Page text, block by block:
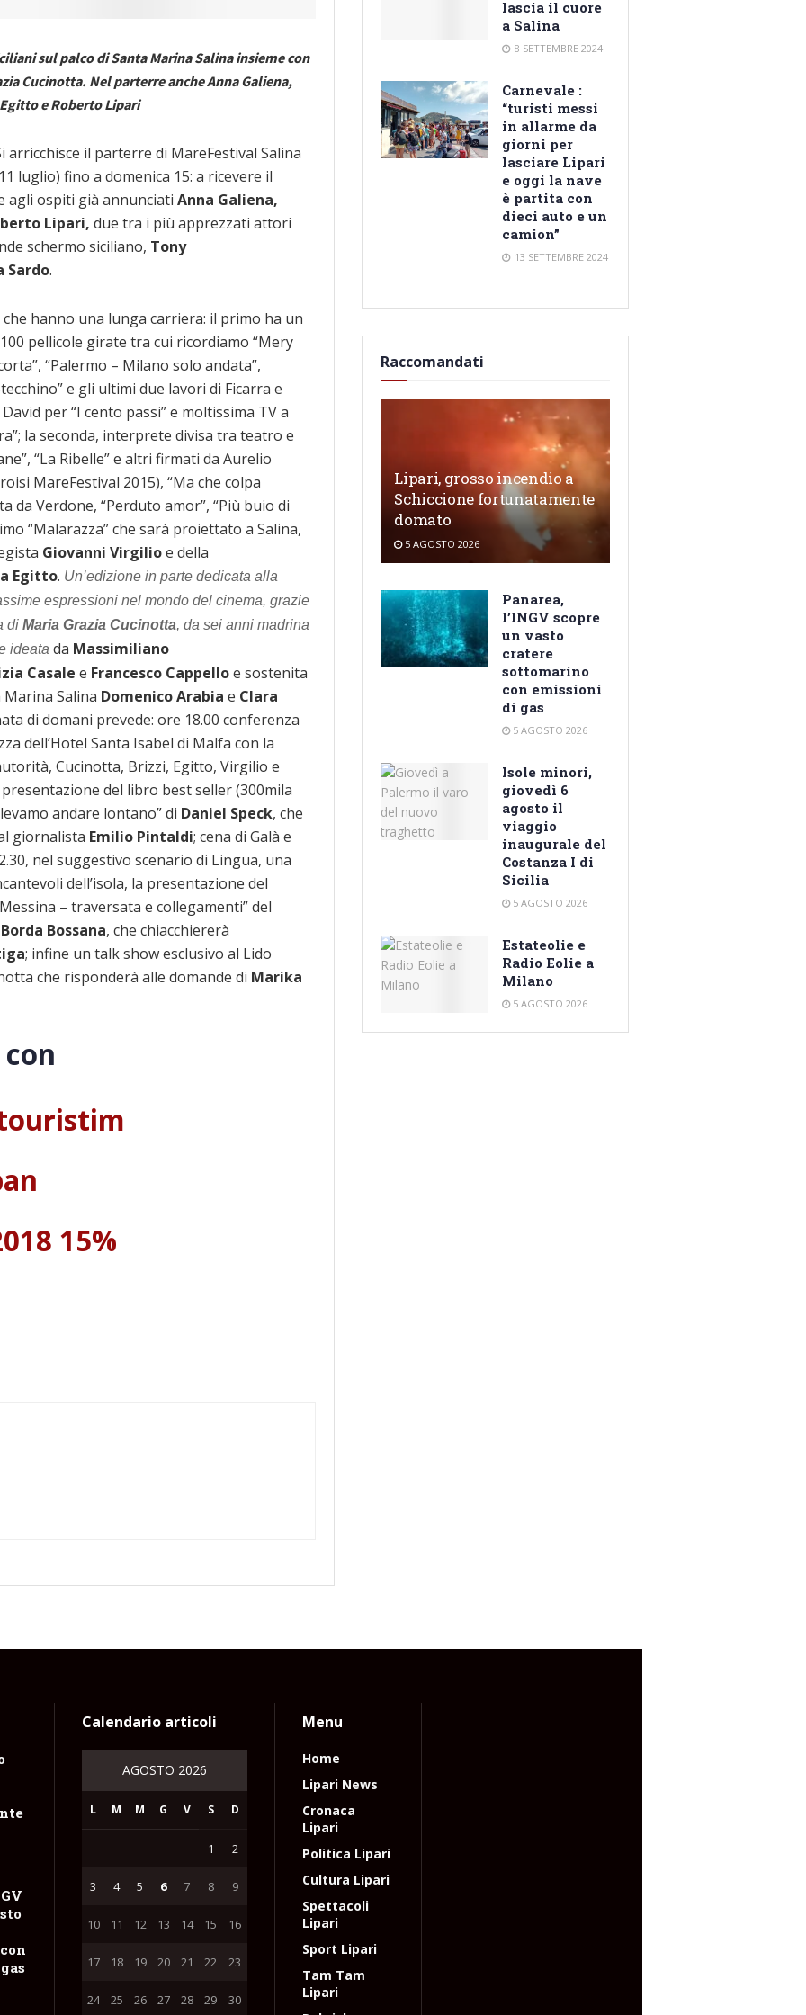
sul palco di Santa Marina Salina insieme con
Cucinotta. Nel parterre anche Anna Galiena,
e Roberto Lipari
arricchisce il parterre di MareFestival Salina
luglio) fino a domenica 15: a ricevere il
agli ospiti già annunciati Anna Galiena,
Lipari, due tra i più apprezzati attori
schermo siciliano, Tony
Sardo.
hanno una lunga carriera: il primo ha un
pellicole girate tra cui ricordiamo “Mery
“Palermo – Milano solo andata”,
e gli ultimi due lavori di Ficarra e
per “I cento passi” e moltissima TV a
la seconda, interprete divisa tra teatro e
“La Ribelle” e altri firmati da Aurelio
MareFestival 2015), “Ma che colpa
da Verdone, “Perduto amor”, “Più buio di
“Malarazza” che sarà proiettato a Salina,
Giovanni Virgilioe della
Egitto. Un’edizione in parte dedicata alla
espressioni nel mondo del cinema, grazie
di Maria Grazia Cucinotta, da sei anni madrina
ideata da Massimiliano
Casale e Francesco Cappelloe sostenita
Marina Salina Domenico Arabia e Clara
di domani prevede: ore 18.00 conferenza
dell’Hotel Santa Isabel di Malfa con la
Cucinotta, Brizzi, Egitto, Virgilio e
del libro best seller (300mila
andare lontano” di Daniel Speck, che
giornalista Emilio Pintaldi; cena di Galà e
nel suggestivo scenario di Lingua, una
dell’isola, la presentazione del
– traversata e collegamenti” del
Bossana, che chiacchiererà
; infine un talk show esclusivo al Lido
che risponderà alle domande di Marika
lascia il cuore
a Salina
8 SETTEMBRE 2024
Carnevale :
“turisti messi
in allarme da
giorni per
lasciare Lipari
e oggi la nave
è partita con
dieci auto e un
camion”
13 SETTEMBRE 2024
Raccomandati
Lipari, grosso incendio a
Schiccione fortunatamente
domato
5 AGOSTO 2026
Panarea,
l’INGV scopre
un vasto
cratere
sottomarino
con emissioni
di gas
5 AGOSTO 2026
Isole minori,
giovedì 6
agosto il
viaggio
inaugurale del
Costanza I di
Sicilia
5 AGOSTO 2026
Estateolie e
Radio Eolie a
Milano
5 AGOSTO 2026
Calendario articoli
AGOSTO 2026
L M M G V S D
1 2
3 4 5 6 7 8 9
10 11 12 13 14 15 16
17 18 19 20 21 22 23
24 25 26 27 28 29 30
Menu
Home
Lipari News
Cronaca
Lipari
Politica Lipari
Cultura Lipari
Spettacoli
Lipari
Sport Lipari
Tam Tam
Lipari